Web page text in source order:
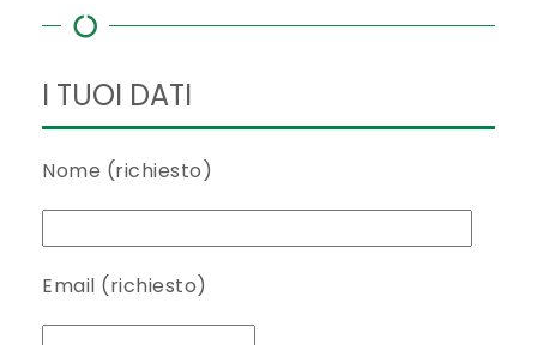
I TUOI DATI
Nome (richiesto)
Email (richiesto)